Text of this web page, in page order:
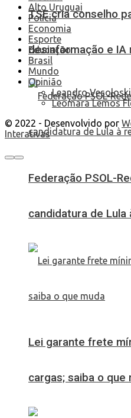
TSE cria conselho
desinformação e IA
Federação PSOL-
candidatura de Lula
Lei garante frete
cargas; saiba o que
Alto Uruguai
Polícia
Economia
Esporte
Educação
Brasil
Mundo
Opinião
Leandro Vesoloski
Leomara Lemos
© 2022 - Desenvolvido por
Interativas